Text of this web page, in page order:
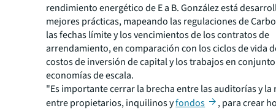
rendimiento energético de E a B. González está
mejores prácticas, mapeando las regulaciones de
las fechas límite y los vencimientos de los contratos de
arrendamiento, en comparación con los ciclos de vida
costos de inversión de capital y los trabajos en
economías de escala.
"Es importante cerrar la brecha entre las auditorías y la
entre propietarios, inquilinos yfondos
, para crear